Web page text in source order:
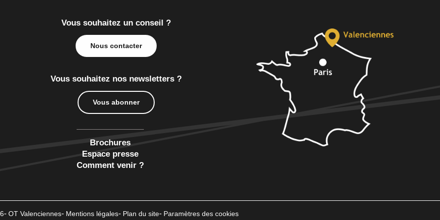
Vous souhaitez un conseil ?
Nous contacter
Vous souhaitez nos newsletters ?
Vous abonner
Brochures
Espace presse
Comment venir ?
OT Valenciennes Mentions légales Plan du site Paramètres des cookies